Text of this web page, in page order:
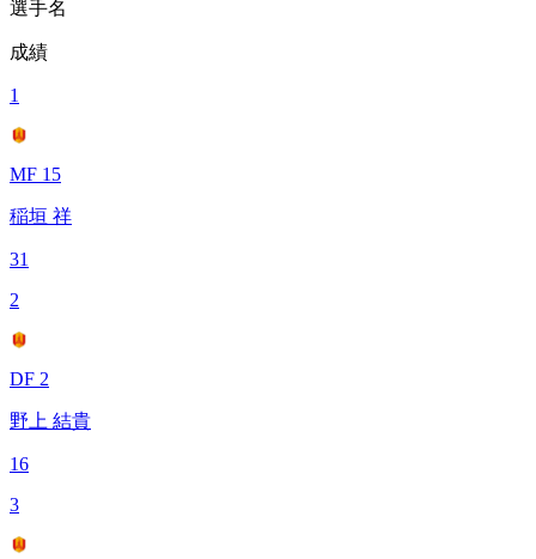
選手名
成績
1
MF 15
稲垣 祥
31
2
DF 2
野上 結貴
16
3